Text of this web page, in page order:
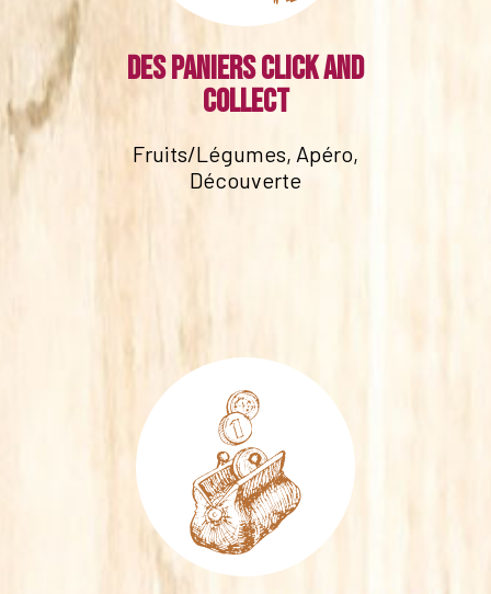
Des paniers click and
collect
Fruits/Légumes, Apéro,
Découverte